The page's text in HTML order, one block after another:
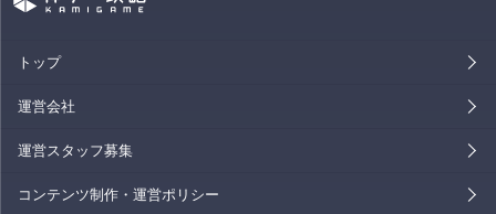
トップ
運営会社
運営スタッフ募集
コンテンツ制作・運営ポリシー